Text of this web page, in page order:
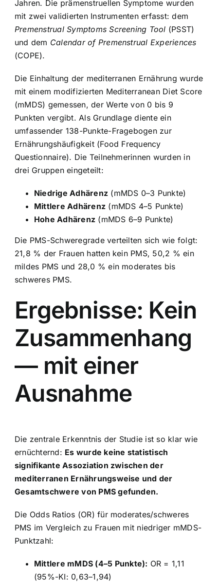
Jahren. Die prämenstruellen Symptome wurden
mit zwei validierten Instrumenten erfasst: dem
Premenstrual Symptoms Screening Tool (PSST)
und dem Calendar of Premenstrual Experiences
(COPE).
Die Einhaltung der mediterranen Ernährung wurde
mit einem modifizierten Mediterranean Diet Score
(mMDS) gemessen, der Werte von 0 bis 9
Punkten vergibt. Als Grundlage diente ein
umfassender 138-Punkte-Fragebogen zur
Ernährungshäufigkeit (Food Frequency
Questionnaire). Die Teilnehmerinnen wurden in
drei Gruppen eingeteilt:
Niedrige Adhärenz (mMDS 0–3 Punkte)
Mittlere Adhärenz (mMDS 4–5 Punkte)
Hohe Adhärenz (mMDS 6–9 Punkte)
Die PMS-Schweregrade verteilten sich wie folgt:
21,8 % der Frauen hatten kein PMS, 50,2 % ein
mildes PMS und 28,0 % ein moderates bis
schweres PMS.
Ergebnisse: Kein
Zusammenhang
— mit einer
Ausnahme
Die zentrale Erkenntnis der Studie ist so klar wie
ernüchternd: Es wurde keine statistisch
signifikante Assoziation zwischen der
mediterranen Ernährungsweise und der
Gesamtschwere von PMS gefunden.
Die Odds Ratios (OR) für moderates/schweres
PMS im Vergleich zu Frauen mit niedriger mMDS-
Punktzahl:
Mittlere mMDS (4–5 Punkte): OR = 1,11
(95%-KI: 0,63–1,94)